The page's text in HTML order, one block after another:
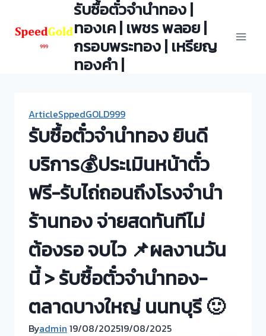
content
รับซื้อตั๋วจำนำทอง |
ทองเค | เพชร พลอย |
กรอบพระทอง | เหรียญ
ทองคำ |
ArticleSppedGOLD999
รับซื้อตั๋วจำนำทอง ยินดี
บริการ💰ประเมินหน้าตั๋ว
ฟรี-รับไถ่ถอนถึงโรงจำนำ
ร้านทอง จ่ายสดทันทีไม่
ต้องรอ จบไว 📌ผลงานวัน
นี้ > รับซื้อตั๋วจำนำทอง-
ตลาดบางใหญ่ นนทบุรี 🙂
Byadmin 19/08/202519/08/2025